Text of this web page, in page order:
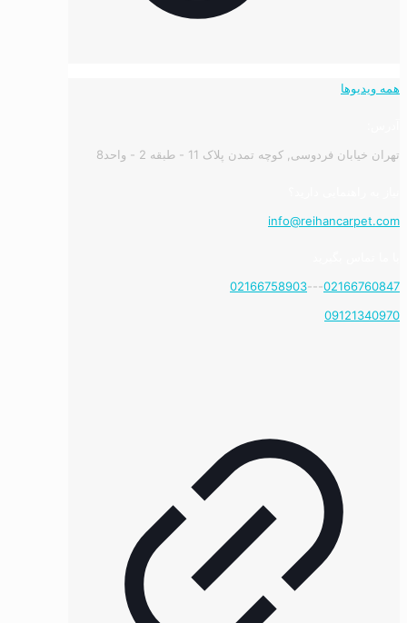
همه ویدیوها
تهران خیابان فردوسی, کوچه تمدن پلاک 11 - طبقه 2 - واحد8
info@reihancarpet.com
02166760847
---
02166758903
09121340970